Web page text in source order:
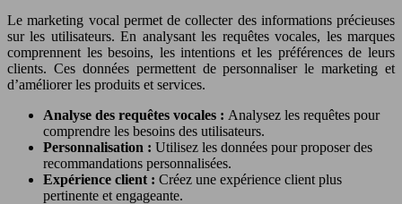
Le marketing vocal permet de collecter des informations précieuses
sur les utilisateurs. En analysant les requêtes vocales, les marques
comprennent les besoins, les intentions et les préférences de leurs
clients. Ces données permettent de personnaliser le marketing et
d’améliorer les produits et services.
Analyse des requêtes vocales : Analysez les requêtes pour
comprendre les besoins des utilisateurs.
Personnalisation : Utilisez les données pour proposer des
recommandations personnalisées.
Expérience client : Créez une expérience client plus
pertinente et engageante.